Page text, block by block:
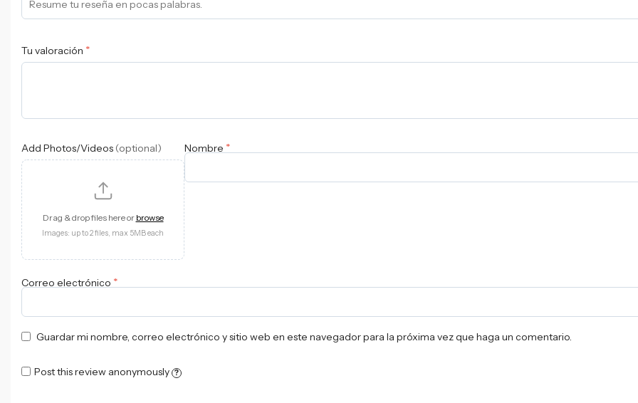
Tu valoración *
Add Photos/Videos (optional)
Drag & drop files here or browse
Images: up to 2 files, max 5MB each
Nombre *
Correo electrónico *
Guardar mi nombre, correo electrónico y sitio web en este navegador para la próxima vez que haga un comentario.
Post this review anonymously ?